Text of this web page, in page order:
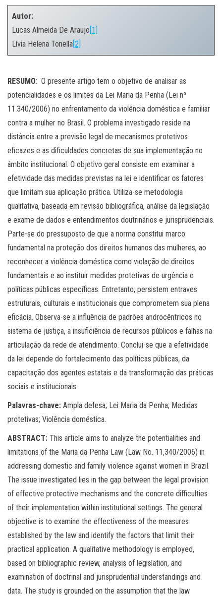
Autor:
Lucas Almeida De Araujo[1]
Lívia Helena Tonella[2]
RESUMO: O presente artigo tem o objetivo de analisar as
potencialidades e os limites da Lei Maria da Penha (Lei nº
11.340/2006) no enfrentamento da violência doméstica e familiar
contra a mulher no Brasil. O problema investigado reside na
distância entre a previsão legal de mecanismos protetivos
eficazes e as dificuldades concretas de sua implementação no
âmbito institucional. O objetivo geral consiste em examinar a
efetividade das medidas previstas na lei e identificar os fatores
que limitam sua aplicação prática. Utiliza-se metodologia
qualitativa, baseada em revisão bibliográfica, análise da legislação
e exame de dados e entendimentos doutrinários e jurisprudenciais.
Parte-se do pressuposto de que a norma constitui marco
fundamental na proteção dos direitos humanos das mulheres, ao
reconhecer a violência doméstica como violação de direitos
fundamentais e ao instituir medidas protetivas de urgência e
políticas públicas específicas. Entretanto, persistem entraves
estruturais, culturais e institucionais que comprometem sua plena
eficácia. Observa-se a influência de padrões androcêntricos no
sistema de justiça, a insuficiência de recursos públicos e falhas na
articulação da rede de atendimento. Conclui-se que a efetividade
da lei depende do fortalecimento das políticas públicas, da
capacitação dos agentes estatais e da transformação das práticas
sociais e institucionais.
Palavras-chave: Ampla defesa; Lei Maria da Penha; Medidas
protetivas; Violência doméstica.
ABSTRACT: This article aims to analyze the potentialities and
limitations of the Maria da Penha Law (Law No. 11,340/2006) in
addressing domestic and family violence against women in Brazil.
The issue investigated lies in the gap between the legal provision
of effective protective mechanisms and the concrete difficulties
of their implementation within institutional settings. The general
objective is to examine the effectiveness of the measures
established by the law and identify the factors that limit their
practical application. A qualitative methodology is employed,
based on bibliographic review, analysis of legislation, and
examination of doctrinal and jurisprudential understandings and
data. The study is grounded on the assumption that the law